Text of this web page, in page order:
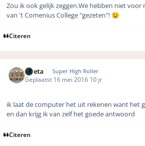
Zou ik ook gelijk zeggen.We hebben niet voor
van 't Comenius College "gezeten"! 😉
Citeren
ruleta Super High Roller
Geplaatst 16 mei 2016 10 jr
ik laat de computer het uit rekenen want het
en dan krijg ik van zelf het goede antwoord
Citeren